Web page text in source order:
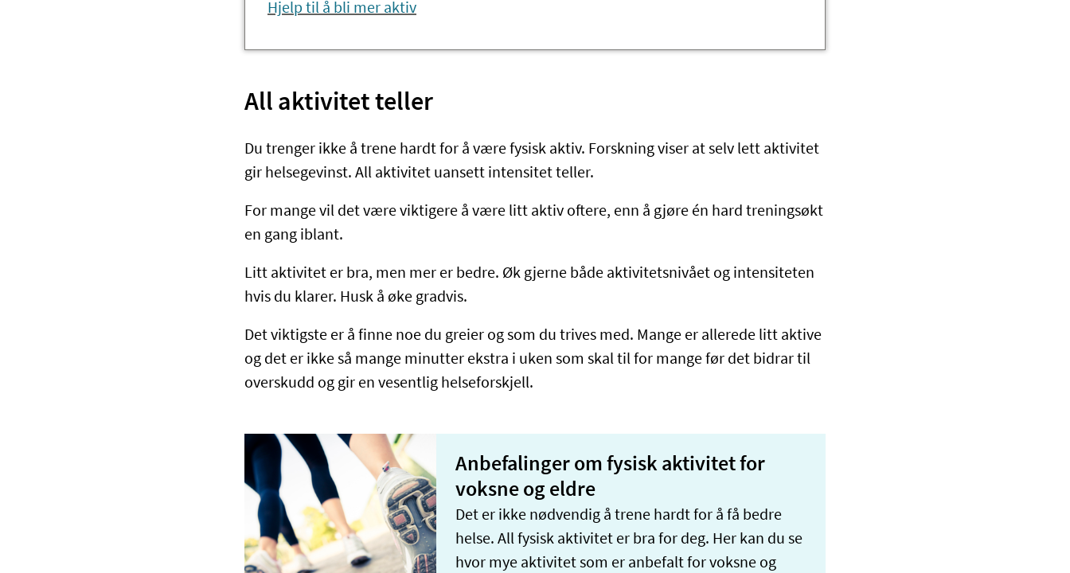
Hjelp til å bli mer aktiv
All aktivitet teller
Du trenger ikke å trene hardt for å være fysisk aktiv. Forskning viser at selv lett aktivitet
gir helsegevinst. All aktivitet uansett intensitet teller.
For mange vil det være viktigere å være litt aktiv oftere, enn å gjøre én hard treningsøkt
en gang iblant.
Litt aktivitet er bra, men mer er bedre. Øk gjerne både aktivitetsnivået og intensiteten
hvis du klarer. Husk å øke gradvis.
Det viktigste er å finne noe du greier og som du trives med. Mange er allerede litt aktive
og det er ikke så mange minutter ekstra i uken som skal til for mange før det bidrar til
overskudd og gir en vesentlig helseforskjell.
Anbefalinger om fysisk aktivitet for
voksne og eldre
Det er ikke nødvendig å trene hardt for å få bedre
helse. All fysisk aktivitet er bra for deg. Her kan du se
hvor mye aktivitet som er anbefalt for voksne og